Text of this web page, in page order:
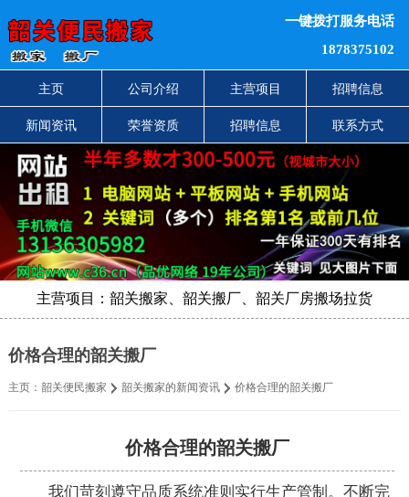
一键拨打服务电话
1878375102
主页 公司介绍 主营项目 招聘信息
新闻资讯 荣誉资质 招聘信息 联系方式
主营项目：韶关搬家、韶关搬厂、韶关厂房搬场拉货
价格合理的韶关搬厂
主页： 韶关便民搬家 韶关搬家的新闻资讯 价格合理的韶关搬厂
价格合理的韶关搬厂
我们苛刻遵守品质系统准则实行生产管制。不断完